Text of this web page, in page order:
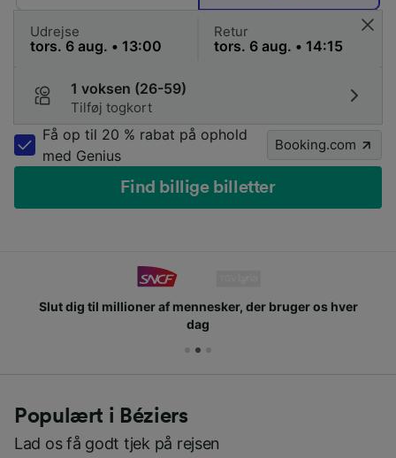
Udrejse Retur
1 voksen (26-59)
Tilføj togkort
Få op til 20 % rabat på ophold
med Genius
Booking.com
Find billige billetter
Slut dig til millioner af mennesker, der bruger os hver
dag
Populært i Béziers
Lad os få godt tjek på rejsen